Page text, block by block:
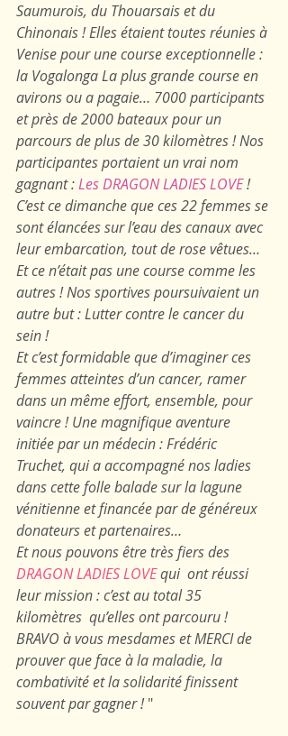
Saumurois, du Thouarsais et du
Chinonais ! Elles étaient toutes réunies à
Venise pour une course exceptionnelle :
la Vogalonga La plus grande course en
avirons ou a pagaie… 7000 participants
et près de 2000 bateaux pour un
parcours de plus de 30 kilomètres ! Nos
participantes portaient un vrai nom
gagnant : Les DRAGON LADIES LOVE !
C’est ce dimanche que ces 22 femmes se
sont élancées sur l’eau des canaux avec
leur embarcation, tout de rose vêtues…
Et ce n’était pas une course comme les
autres ! Nos sportives poursuivaient un
autre but : Lutter contre le cancer du
sein !
Et c’est formidable que d’imaginer ces
femmes atteintes d’un cancer, ramer
dans un même effort, ensemble, pour
vaincre ! Une magnifique aventure
initiée par un médecin : Frédéric
Truchet, qui a accompagné nos ladies
dans cette folle balade sur la lagune
vénitienne et financée par de généreux
donateurs et partenaires…
Et nous pouvons être très fiers des
DRAGON LADIES LOVE qui  ont réussi
leur mission : c’est au total 35
kilomètres  qu’elles ont parcouru !
BRAVO à vous mesdames et MERCI de
prouver que face à la maladie, la
combativité et la solidarité finissent
souvent par gagner ! "